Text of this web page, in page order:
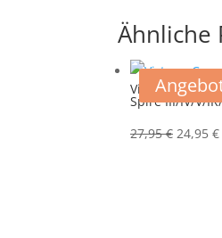
Ähnliche
Virtue Crown
Spire III/IV/V/
27,95€ 24,95 €